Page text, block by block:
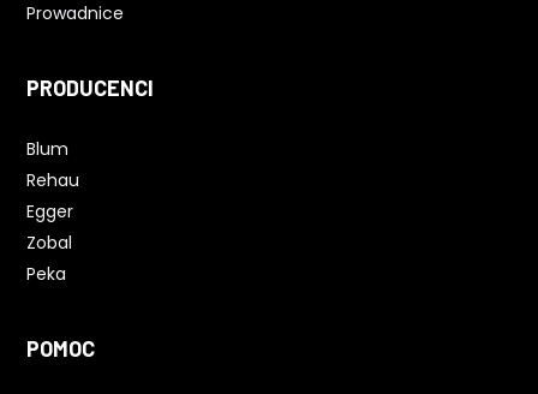
Prowadnice
PRODUCENCI
Blum
Rehau
Egger
Zobal
Peka
POMOC